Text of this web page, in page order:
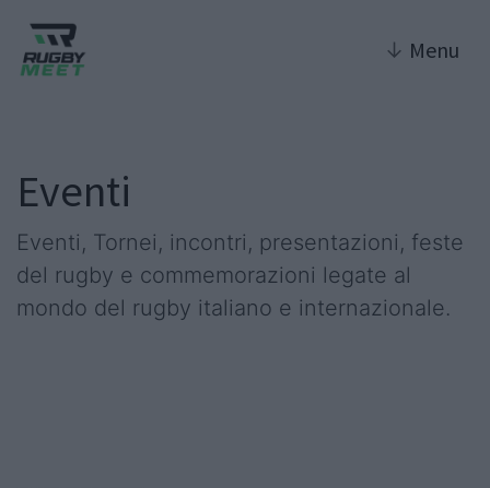
↓ Menu
Eventi
Eventi, Tornei, incontri, presentazioni, feste
del rugby e commemorazioni legate al
mondo del rugby italiano e internazionale.